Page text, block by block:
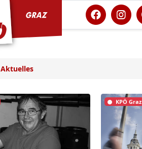
Aktuelles
KPÖ Graz